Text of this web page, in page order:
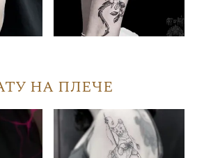
на плече